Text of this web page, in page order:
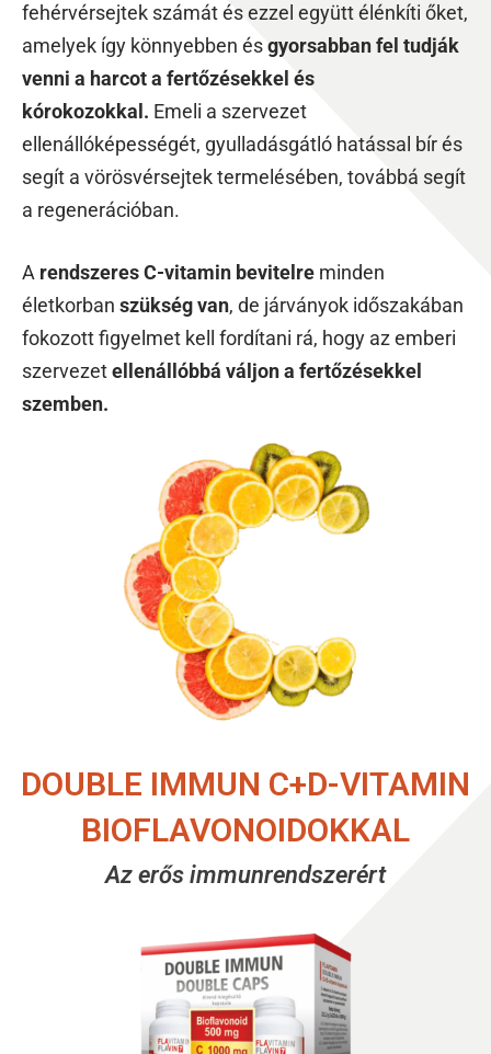
fehérvérsejtek számát és ezzel együtt élénkíti őket,
amelyek így könnyebben ésgyorsabban fel tudják
venni a harcot a fertőzésekkel és
kórokozokkal. Emeli a szervezet
ellenállóképességét, gyulladásgátló hatással bír és
segít a vörösvérsejtek termelésében, továbbá segít
a regenerációban.
A rendszeres C-vitamin bevitelre minden
életkorban szükség van, de járványok időszakában
fokozott figyelmet kell fordítani rá, hogy az emberi
szervezetellenállóbbá váljon a fertőzésekkel
szemben.
DOUBLE IMMUN C+D-VITAMIN
BIOFLAVONOIDOKKAL
Az erős immunrendszerért